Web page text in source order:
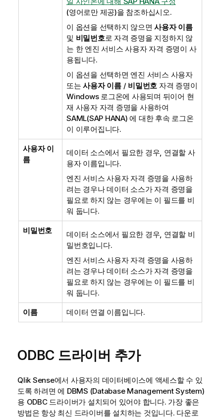
(영어로만 제공)을 참조하십시오.
이 옵션을 선택하지 않으면사용자 이름
및 비밀번호로 자격 증명을 지정하지 않
는 한 엔진 서비스 사용자 자격 증명이 사
용됩니다.
이 옵션을 선택하면 엔진 서비스 사용자
또는사용자 이름/ 비밀번호 자격 증명이
Windows로그온에 사용되며 뒤이어 현
재 사용자 자격 증명을 사용하여
SAML(SAP HANA) 에 대한 후속 로그온
이 이루어집니다.
사용자 이
름
데이터 소스에서 필요한 경우, 연결할 사
용자 이름입니다.
엔진 서비스 사용자 자격 증명을 사용하
려는 경우나 데이터 소스가 자격 증명을
필요로 하지 않는 경우에는 이 필드를 비
워 둡니다.
비밀번호
데이터 소스에서 필요한 경우, 연결할 비
밀번호입니다.
엔진 서비스 사용자 자격 증명을 사용하
려는 경우나 데이터 소스가 자격 증명을
필요로 하지 않는 경우에는 이 필드를 비
워 둡니다.
이름 데이터 연결 이름입니다.
ODBC 드라이버 추가
Qlik Sense에서 사용자의 데이터베이스에 액세스할 수 있
도록 하려면 에 DBMS (Database Management System)
용 ODBC드라이버가 설치되어 있어야 합니다. 가장 좋은
방법은 항상 최신 드라이버를 설치하는 것입니다. 다운로